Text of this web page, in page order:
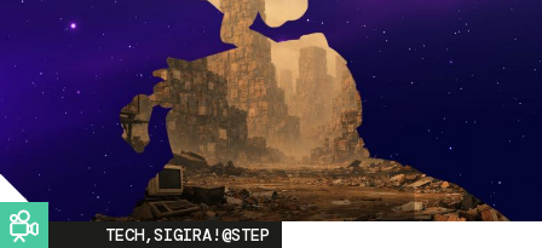
Image
TECH,SIGIRA!@STEP